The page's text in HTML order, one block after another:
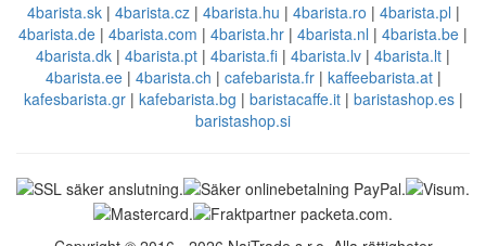
4barista.sk| 4barista.cz| 4barista.hu | 4barista.ro | 4barista.pl |
4barista.de | 4barista.com | 4barista.hr | 4barista.nl | 4barista.be |
4barista.dk | 4barista.pt | 4barista.fi | 4barista.lv | 4barista.lt |
4barista.ee| 4barista.ch | cafebarista.fr| kaffeebarista.at|
kafesbarista.gr| kafebarista.bg | baristacaffe.it| baristashop.es|
baristashop.si